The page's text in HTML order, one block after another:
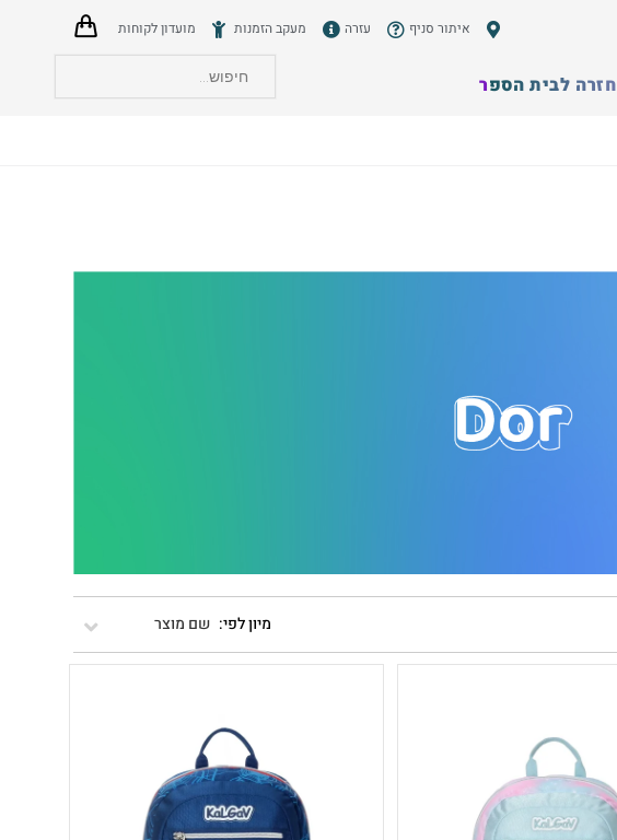
איתור סניף עזרה מעקב הזמנות מועדון לקוחות
חזרה לבית הספר
שם מוצר